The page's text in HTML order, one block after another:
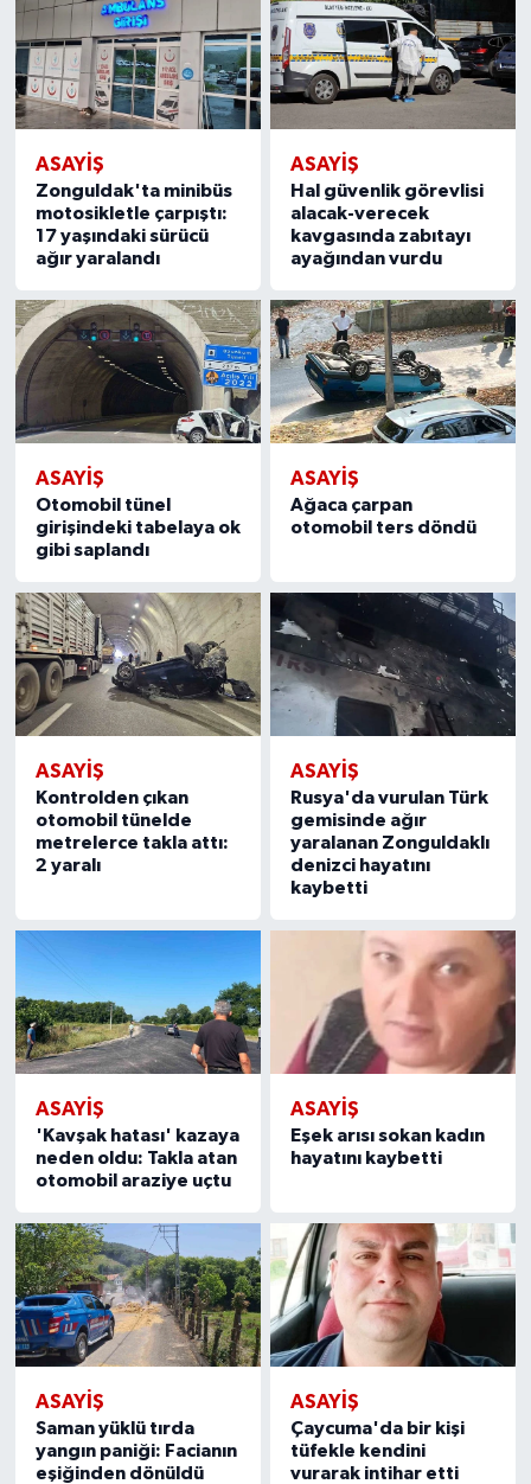
ASAYIŞ
Zonguldak'ta minibüs
motosikletle çarpıştı:
17 yaşındaki sürücü
ağır yaralandı
ASAYIŞ
Hal güvenlik görevlisi
alacak-verecek
kavgasında zabıtayı
ayağından vurdu
ASAYIŞ
Otomobil tünel
girişindeki tabelaya ok
gibi saplandı
ASAYIŞ
Ağaca çarpan
otomobil ters döndü
ASAYIŞ
Kontrolden çıkan
otomobil tünelde
metrelerce takla attı:
2 yaralı
ASAYIŞ
Rusya'da vurulan Türk
gemisinde ağır
yaralanan Zonguldaklı
denizci hayatını
kaybetti
ASAYIŞ
'Kavşak hatası' kazaya
neden oldu: Takla atan
otomobil araziye uçtu
ASAYIŞ
Eşek arısı sokan kadın
hayatını kaybetti
ASAYIŞ
Saman yüklü tırda
yangın paniği: Facianın
eşiğinden dönüldü
ASAYIŞ
Çaycuma'da bir kişi
tüfekle kendini
vurarak intihar etti